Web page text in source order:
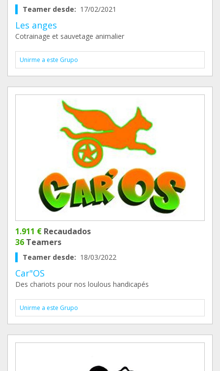
Teamer desde: 17/02/2021
Les anges
Cotrainage et sauvetage animalier
Unirme a este Grupo
1.911 € Recaudados
36 Teamers
Teamer desde: 18/03/2022
Car"OS
Des chariots pour nos loulous handicapés
Unirme a este Grupo